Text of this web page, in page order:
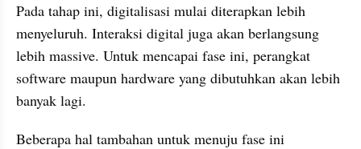
Pada tahap ini, digitalisasi mulai diterapkan lebih
menyeluruh. Interaksi digital juga akan berlangsung
lebih massive. Untuk mencapai fase ini, perangkat
software maupun hardware yang dibutuhkan akan lebih
banyak lagi.
Beberapa hal tambahan untuk menuju fase ini